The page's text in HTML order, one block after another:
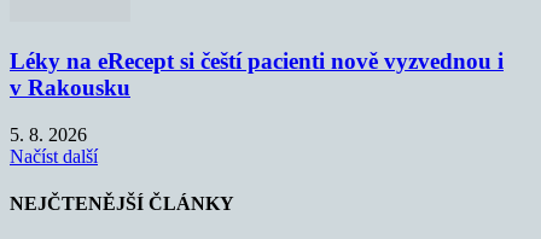
Léky na eRecept si čeští pacienti nově vyzvednou i
v Rakousku
5. 8. 2026
Načíst další
NEJČTENĚJŠÍ ČLÁNKY